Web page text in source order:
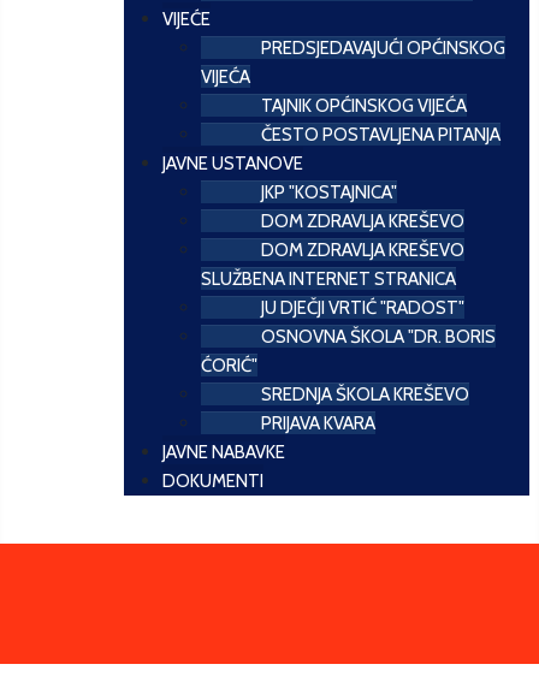
VIJEĆE
PREDSJEDAVAJUĆI OPĆINSKOG
VIJEĆA
TAJNIK OPĆINSKOG VIJEĆA
ČESTO POSTAVLJENA PITANJA
JAVNE USTANOVE
JKP "KOSTAJNICA"
DOM ZDRAVLJA KREŠEVO
DOM ZDRAVLJA KREŠEVO
SLUŽBENA INTERNET STRANICA
JU DJEČJI VRTIĆ "RADOST"
OSNOVNA ŠKOLA "DR. BORIS
ĆORIĆ"
SREDNJA ŠKOLA KREŠEVO
PRIJAVA KVARA
JAVNE NABAVKE
DOKUMENTI